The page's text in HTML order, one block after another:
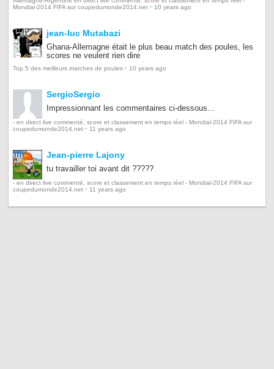
Mondial-2014 FIFA sur coupedumonde2014.net · 10 years ago
jean-luc Mutabazi
Ghana-Allemagne était le plus beau match des poules, les
scores ne veulent rien dire
Top 5 des meilleurs matches de poules · 10 years ago
SergioSergio
Impressionnant les commentaires ci-dessous...
- en direct live commenté, score et classement en temps réel - Mondial-2014 FIFA sur
coupedumonde2014.net · 11 years ago
Jean-pierre Lajony
tu travailler toi avant dit ?????
- en direct live commenté, score et classement en temps réel - Mondial-2014 FIFA sur
coupedumonde2014.net · 11 years ago